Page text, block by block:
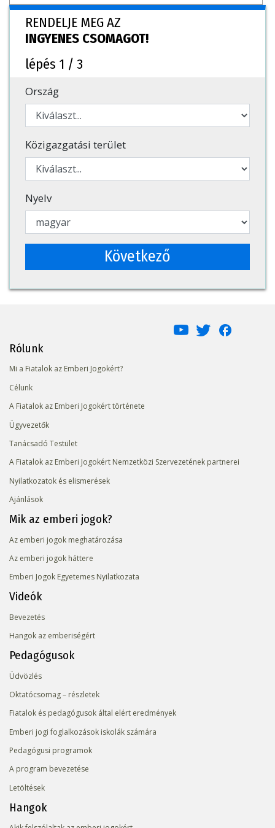
RENDELJE MEG AZ
INGYENES CSOMAGOT!
lépés 1 / 3
Ország
Közigazgatási terület
Nyelv
Következő
Rólunk
Mi a Fiatalok az Emberi Jogokért?
Célunk
A Fiatalok az Emberi Jogokért története
Ügyvezetők
Tanácsadó Testület
A Fiatalok az Emberi Jogokért Nemzetközi Szervezetének partnerei
Nyilatkozatok és elismerések
Ajánlások
Mik az emberi jogok?
Az emberi jogok meghatározása
Az emberi jogok háttere
Emberi Jogok Egyetemes Nyilatkozata
Videók
Bevezetés
Hangok az emberiségért
Pedagógusok
Üdvözlés
Oktatócsomag – részletek
Fiatalok és pedagógusok által elért eredmények
Emberi jogi foglalkozások iskolák számára
Pedagógusi programok
A program bevezetése
Letöltések
Hangok